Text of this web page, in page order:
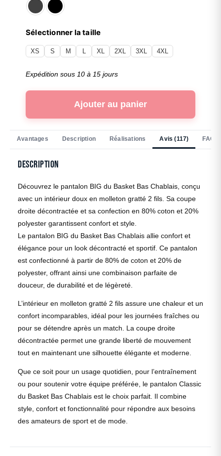
Sélectionner la taille
XS S M L XL 2XL 3XL 4XL
Expédition sous 10 à 15 jours
Ajouter au panier
Avantages Description Réalisations Avis (117) FAQ
Description
Découvrez le pantalon BIG du Basket Bas Chablais, conçu
avec un intérieur doux en molleton gratté 2 fils. Sa coupe
droite décontractée et sa confection en 80% coton et 20%
polyester garantissent confort et style.
Le pantalon BIG du Basket Bas Chablais allie confort et
élégance pour un look décontracté et sportif. Ce pantalon
est confectionné à partir de 80% de coton et 20% de
polyester, offrant ainsi une combinaison parfaite de
douceur, de durabilité et de légèreté.
L’intérieur en molleton gratté 2 fils assure une chaleur et un
confort incomparables, idéal pour les journées fraîches ou
pour se détendre après un match. La coupe droite
décontractée permet une grande liberté de mouvement
tout en maintenant une silhouette élégante et moderne.
Que ce soit pour un usage quotidien, pour l’entraînement
ou pour soutenir votre équipe préférée, le pantalon Classic
du Basket Bas Chablais est le choix parfait. Il combine
style, confort et fonctionnalité pour répondre aux besoins
des amateurs de sport et de mode.